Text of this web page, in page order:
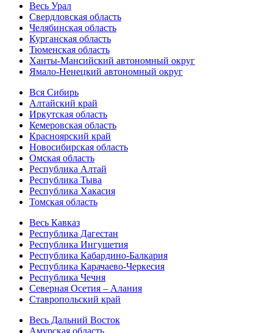
Весь Урал
Свердловская область
Челябинская область
Курганская область
Тюменская область
Ханты-Мансийский автономный округ
Ямало-Ненецкий автономный округ
Вся Сибирь
Алтайский край
Иркутская область
Кемеровская область
Красноярский край
Новосибирская область
Омская область
Республика Алтай
Республика Тыва
Республика Хакасия
Томская область
Весь Кавказ
Республика Дагестан
Республика Ингушетия
Республика Кабардино-Балкария
Республика Карачаево-Черкесия
Республика Чечня
Северная Осетия – Алания
Ставропольский край
Весь Дальний Восток
Амурская область